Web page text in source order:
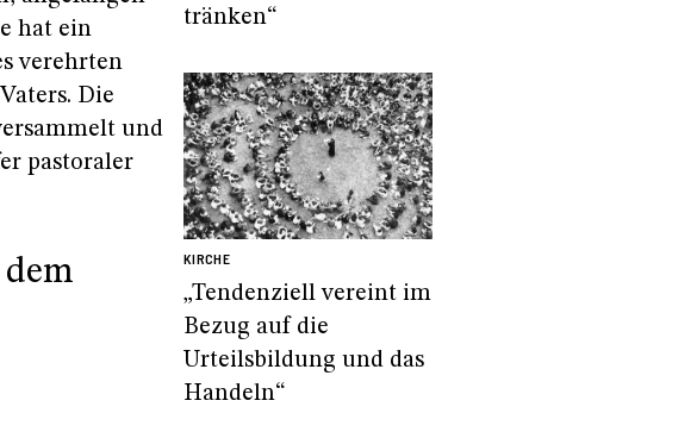
hat ein
verehrten
Die
und
pastoraler
tränken“
KIRCHE
„Tendenziell vereint im
Bezug auf die
Urteilsbildung und das
Handeln“